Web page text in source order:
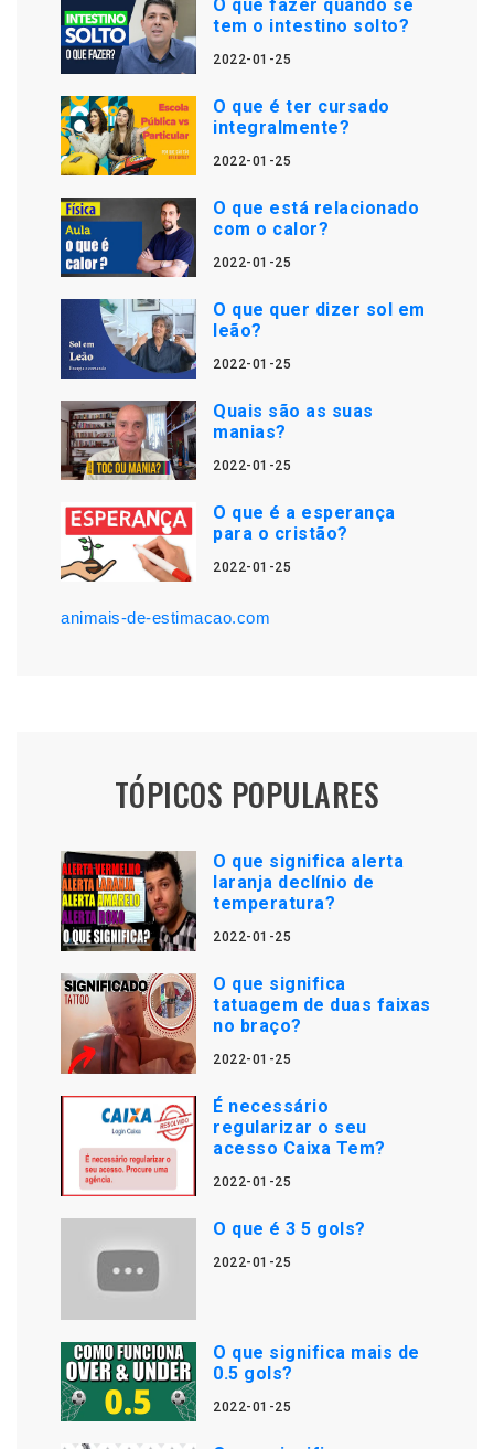
O que fazer quando se
tem o intestino solto?
2022-01-25
O que é ter cursado
integralmente?
2022-01-25
O que está relacionado
com o calor?
2022-01-25
O que quer dizer sol em
leão?
2022-01-25
Quais são as suas
manias?
2022-01-25
O que é a esperança
para o cristão?
2022-01-25
animais-de-estimacao.com
TÓPICOS POPULARES
O que significa alerta
laranja declínio de
temperatura?
2022-01-25
O que significa
tatuagem de duas faixas
no braço?
2022-01-25
É necessário
regularizar o seu
acesso Caixa Tem?
2022-01-25
O que é 3 5 gols?
2022-01-25
O que significa mais de
0.5 gols?
2022-01-25